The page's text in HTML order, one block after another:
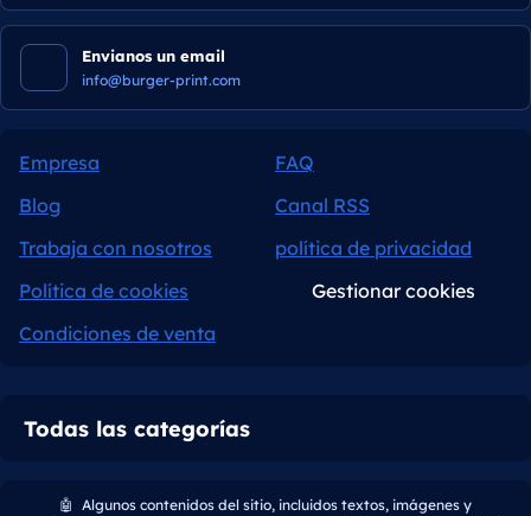
Envianos un email
info@burger-print.com
Empresa
FAQ
Blog
Canal RSS
Trabaja con nosotros
política de privacidad
Política de cookies
Gestionar cookies
Condiciones de venta
Todas las categorías
🤖 Algunos contenidos del sitio, incluidos textos, imágenes y